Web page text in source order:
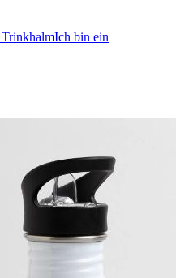
Ich bin ein